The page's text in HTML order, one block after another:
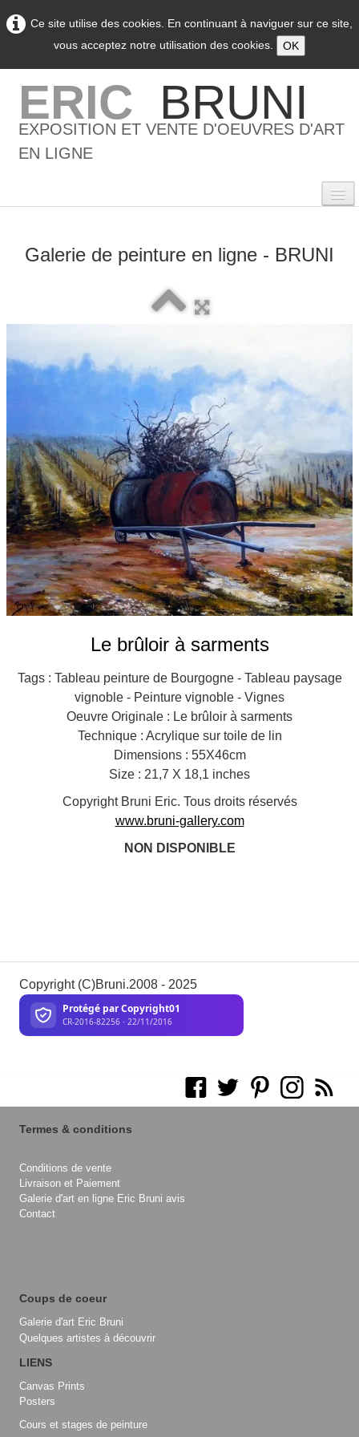
Ce site utilise des cookies. En continuant à naviguer sur ce site,
vous acceptez notre utilisation des cookies.
OK
ERIC BRUNI
EXPOSITION ET VENTE D'OEUVRES D'ART
EN LIGNE
0
L'artiste
Galeries▼
Boutique
Contact
Newsletter
BLOG
Français
Galerie de peinture en ligne - BRUNI
Le brûloir à sarments
Tags : Tableau peinture de Bourgogne - Tableau paysage
vignoble - Peinture vignoble - Vignes
Oeuvre Originale : Le brûloir à sarments
Technique : Acrylique sur toile de lin
Dimensions : 55X46cm
Size : 21,7 X 18,1 inches
Copyright Bruni Eric. Tous droits réservés
www.bruni-gallery.com
NON DISPONIBLE
Copyright (C)Bruni.2008 - 2025
Termes & conditions
Conditions de vente
Livraison et Paiement
Galerie d'art en ligne Eric Bruni avis
Contact
Coups de coeur
Galerie d'art Eric Bruni
Quelques artistes à découvrir
LIENS
Canvas Prints
Posters
Cours et stages de peinture